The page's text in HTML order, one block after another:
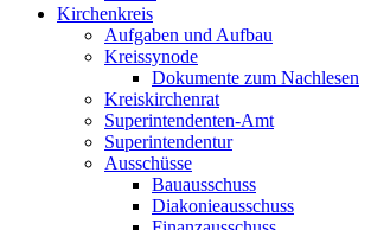
Kirchenkreis
Aufgaben und Aufbau
Kreissynode
Dokumente zum Nachlesen
Kreiskirchenrat
Superintendenten-Amt
Superintendentur
Ausschüsse
Bauausschuss
Diakonieausschuss